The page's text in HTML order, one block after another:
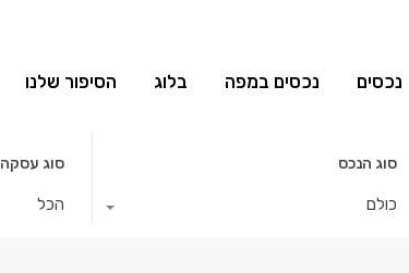
הסיפור שלנו בלוג נכסים במפה נכסים
סוג הנכס
כולם
סוג עסקה
הכל